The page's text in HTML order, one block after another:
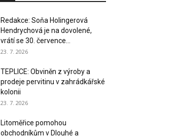
Redakce: Soňa Holingerová
Hendrychová je na dovolené,
vrátí se 30. července...
23. 7. 2026
TEPLICE: Obviněn z výroby a
prodeje pervitinu v zahrádkářské
kolonii
23. 7. 2026
Litoměřice pomohou
obchodníkům v Dlouhé a